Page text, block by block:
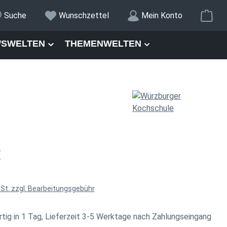
Suche Wunschzettel Mein Konto
THEMENWELTEN
zzgl. Bearbeitungsgebühr
in 1 Tag, Lieferzeit 3-5 Werktage nach Zahlungseingang